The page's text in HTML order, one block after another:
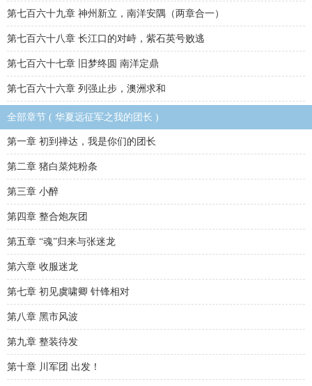
第七百六十九章 神州新立，南洋安隅（两章合一）
第七百六十八章 长江口的对峙，紫石英号败逃
第七百六十七章 旧梦终圆 南洋定鼎
第七百六十六章 列强止步，澳洲求和
全部章节 ( 华夏远征军之我的团长 )
第一章 初到禅达，我是你们的团长
第二章 猪白菜炖粉条
第三章 小醉
第四章 整合炮灰团
第五章 “魂”归来与张迷龙
第六章 收服迷龙
第七章 初见虞啸卿 针锋相对
第八章 黑市风波
第九章 整装待发
第十章 川军团 出发！